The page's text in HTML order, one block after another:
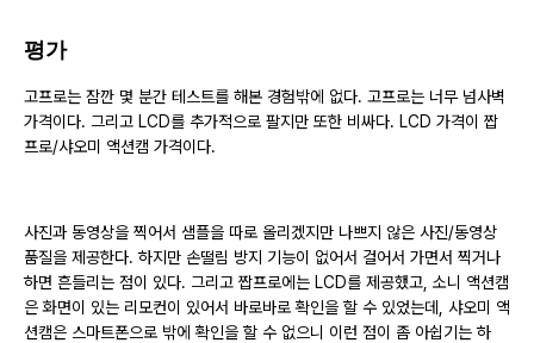
평가
고프로는 잠깐 몇 분간 테스트를 해본 경험밖에 없다. 고프로는 너무 넘사벽
가격이다. 그리고 LCD를 추가적으로 팔지만 또한 비싸다. LCD 가격이 짭
프로/샤오미 액션캠 가격이다.
사진과 동영상을 찍어서 샘플을 따로 올리겠지만 나쁘지 않은 사진/동영상
품질을 제공한다. 하지만 손떨림 방지 기능이 없어서 걸어서 가면서 찍거나
하면 흔들리는 점이 있다. 그리고 짭프로에는 LCD를 제공했고, 소니 액션캠
은 화면이 있는 리모컨이 있어서 바로바로 확인을 할 수 있었는데, 샤오미 액
션캠은 스마트폰으로 밖에 확인을 할 수 없으니 이런 점이 좀 아쉽기는 하